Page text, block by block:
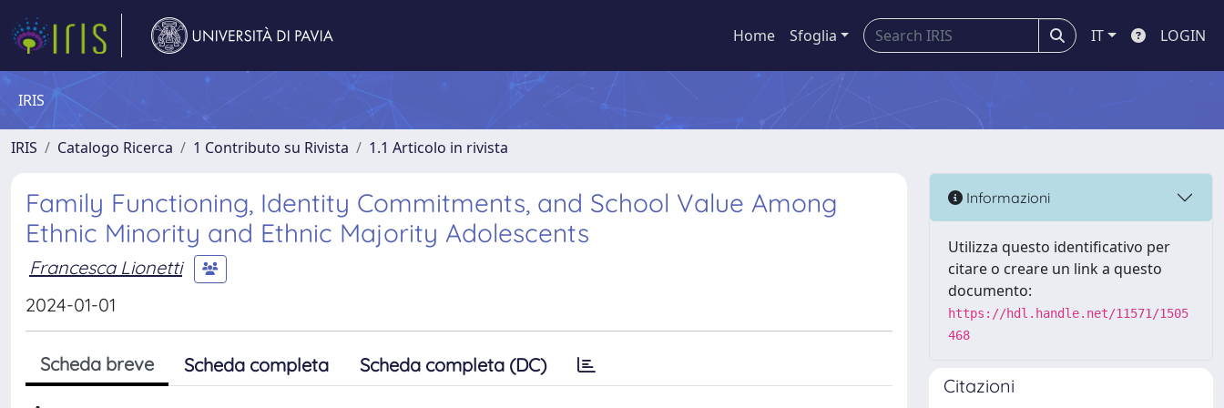
Home Sfoglia IT LOGIN
IRIS
IRIS Catalogo Ricerca 1 Contributo su Rivista 1.1 Articolo in rivista
Family Functioning, Identity Commitments, and School Value Among
Ethnic Minority and Ethnic Majority Adolescents
Francesca Lionetti
2024-01-01
Scheda breve Scheda completa Scheda completa (DC)
Informazioni
Utilizza questo identificativo per
citare o creare un link a questo
documento:
https://hdl.handle.net/11571/1505
468
Citazioni